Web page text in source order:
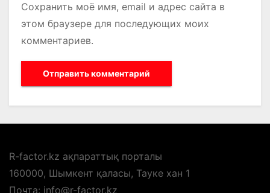
Сохранить моё имя, email и адрес сайта в
этом браузере для последующих моих
комментариев.
R-factor.kz ақпараттық порталы
160000, Шымкент қаласы, Тауке хан 1
Почта: info@r-factor.kz